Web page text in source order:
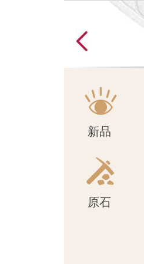
原石
新品
原石